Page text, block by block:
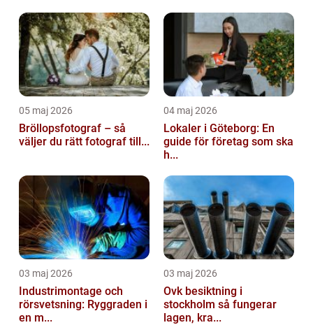
05 maj 2026
Bröllopsfotograf – så
väljer du rätt fotograf till...
04 maj 2026
Lokaler i Göteborg: En
guide för företag som ska
h...
03 maj 2026
Industrimontage och
rörsvetsning: Ryggraden i
en m...
03 maj 2026
Ovk besiktning i
stockholm så fungerar
lagen, kra...